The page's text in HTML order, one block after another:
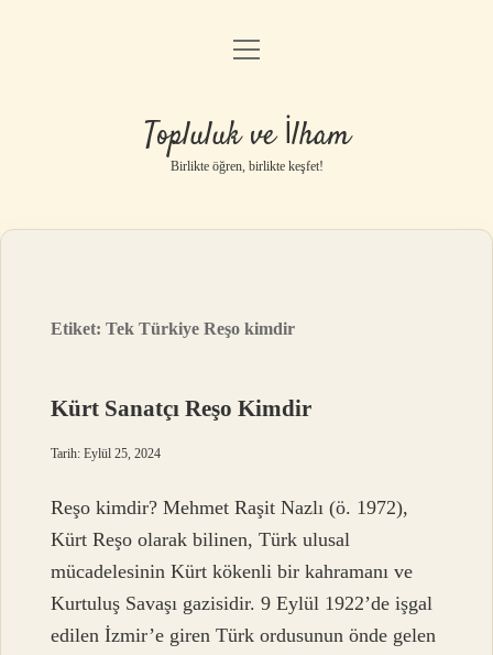
Anasayfa
Gizlilik Politikası
Yasal Uyarı
menüyü
Topluluk ve İlham
Birlikte öğren, birlikte keşfet!
Etiket:Tek Türkiye Reşo kimdir
Kürt Sanatçı Reşo Kimdir
Tarih: Eylül 25, 2024
Reşo kimdir? Mehmet Raşit Nazlı (ö. 1972),
Kürt Reşo olarak bilinen, Türk ulusal
mücadelesinin Kürt kökenli bir kahramanı ve
Kurtuluş Savaşı gazisidir. 9 Eylül 1922’de işgal
edilen İzmir’e giren Türk ordusunun önde gelen